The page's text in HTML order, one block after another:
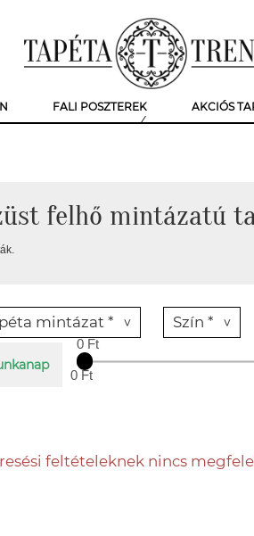
FALI POSZTEREK AKCIÓS
felhő mintázatú
mintázat * Szín *
0 Ft
0 Ft
feltételeknek nincs